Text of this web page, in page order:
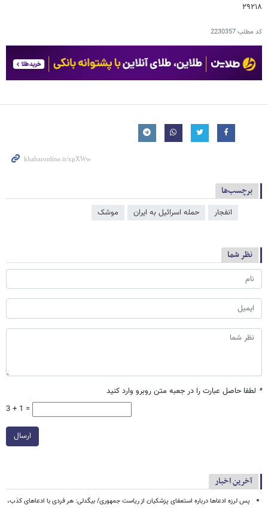
۲۹۲۱۸
کد مطلب2230357
برچسب‌ها
انفجار حمله اسرائیل به ایران موشک
نظر شما
* لطفا حاصل عبارت را در جعبه متن روبرو وارد کنید
3 + 1 =
ارسال
آخرین اخبار
پس لرزه ادعاها درباره استعفای پزشکیان از ریاست جمهوری/ بیگدلی: هر فردی با ادعاهای کذب،